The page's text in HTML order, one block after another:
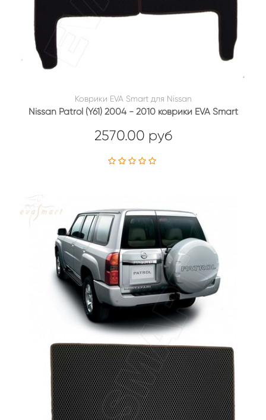
Коврики EVA Smart для Nissan
Nissan Patrol (Y61) 2004 - 2010 коврики EVA Smart
2570.00 руб